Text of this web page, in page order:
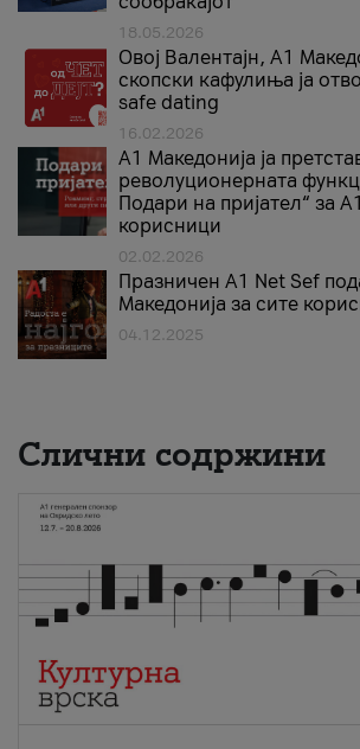
18.05.2026
Овој Валентајн, A1
скопски кафулиња ја
safe dating
16.02.2026
А1 Македонија ја
револуционерната
Подари на пријател“ за
корисници
02.02.2026
Празничен A1 Net Sеf
Македонија за сите
04.12.2025
Слични содржини